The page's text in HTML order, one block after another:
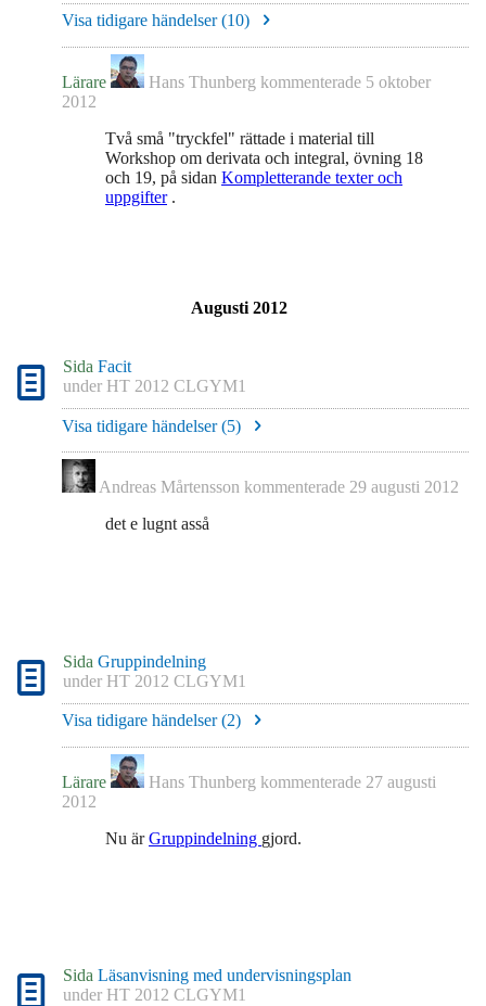
Visa tidigare händelser (10)
Lärare Hans Thunberg kommenterade 5 oktober
2012
Två små "tryckfel" rättade i material till
Workshop om derivata och integral, övning 18
och 19, på sidan Kompletterande texter och
uppgifter.
Augusti 2012
Sida Facit
under HT 2012 CLGYM1
Visa tidigare händelser (5)
Andreas Mårtensson kommenterade 29 augusti 2012
det e lugnt asså
Sida Gruppindelning
under HT 2012 CLGYM1
Visa tidigare händelser (2)
Lärare Hans Thunberg kommenterade 27 augusti
2012
Nu ärGruppindelning gjord.
Sida Läsanvisning med undervisningsplan
under HT 2012 CLGYM1